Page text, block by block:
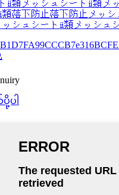
ⅱ類メッシュシートⅱ類メ
類落下防止落下防止メッ
ッシュシートⅱ類メッシュ
ပါ